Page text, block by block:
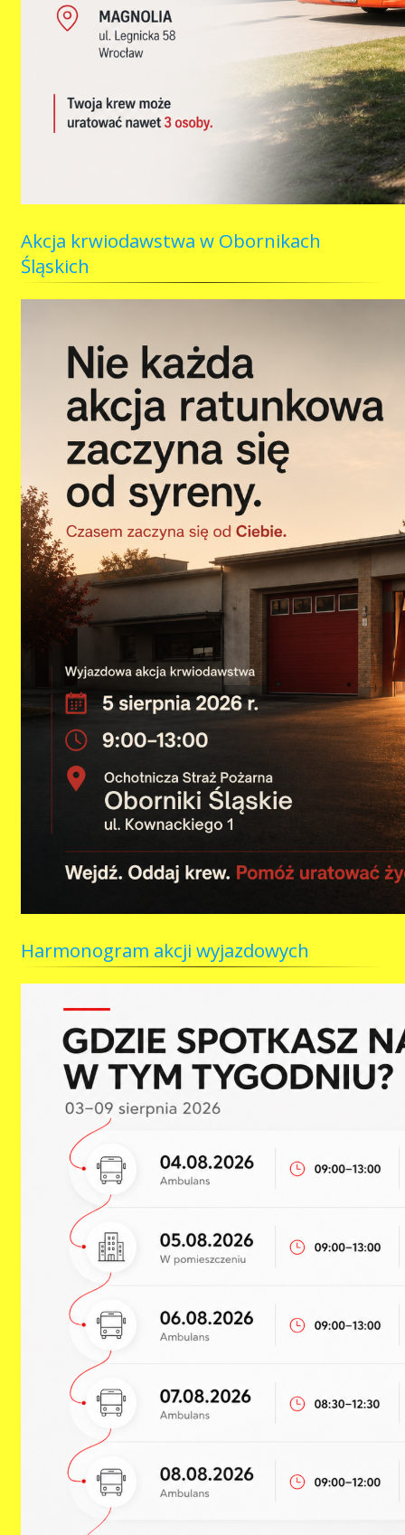
Akcja krwiodawstwa w Obornikach
Śląskich
Harmonogram akcji wyjazdowych